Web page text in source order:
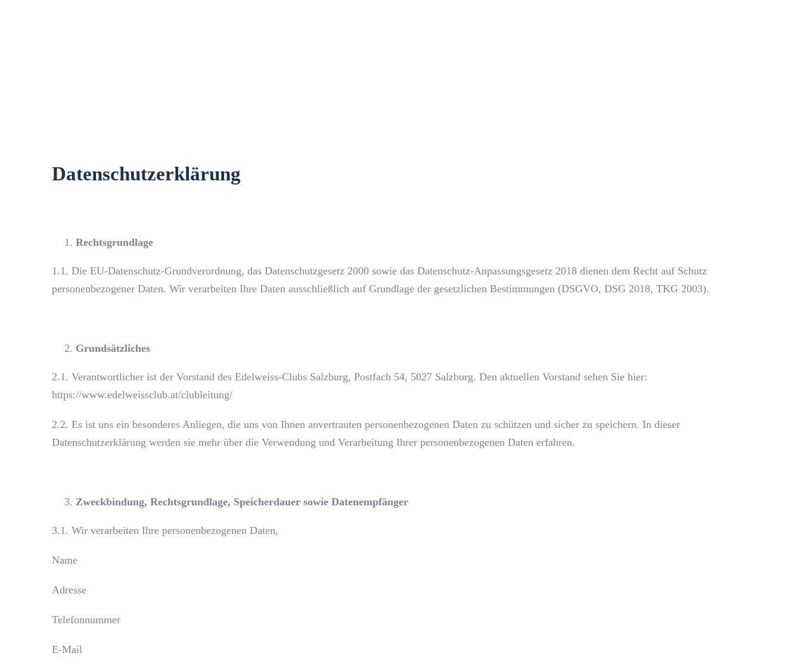
Datenschutzerklärung
Rechtsgrundlage
1.1. Die EU-Datenschutz-Grundverordnung, das Datenschutzgesetz 2000 sowie das Datenschutz-Anpassungsgesetz 2018 dienen dem Recht auf Schutz
personenbezogener Daten. Wir verarbeiten Ihre Daten ausschließlich auf Grundlage der gesetzlichen Bestimmungen (DSGVO, DSG 2018, TKG 2003).
Grundsätzliches
2.1. Verantwortlicher ist der Vorstand des Edelweiss-Clubs Salzburg, Postfach 54, 5027 Salzburg. Den aktuellen Vorstand sehen Sie hier:
https://www.edelweissclub.at/clubleitung/
2.2. Es ist uns ein besonderes Anliegen, die uns von Ihnen anvertrauten personenbezogenen Daten zu schützen und sicher zu speichern. In dieser
Datenschutzerklärung werden sie mehr über die Verwendung und Verarbeitung Ihrer personenbezogenen Daten erfahren.
Zweckbindung, Rechtsgrundlage, Speicherdauer sowie Datenempfänger
3.1. Wir verarbeiten Ihre personenbezogenen Daten,
Name
Adresse
Telefonnummer
E-Mail